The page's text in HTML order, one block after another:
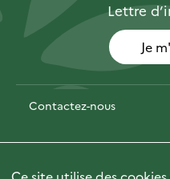
Lettre
Je
Contactez-nous
Espace presse